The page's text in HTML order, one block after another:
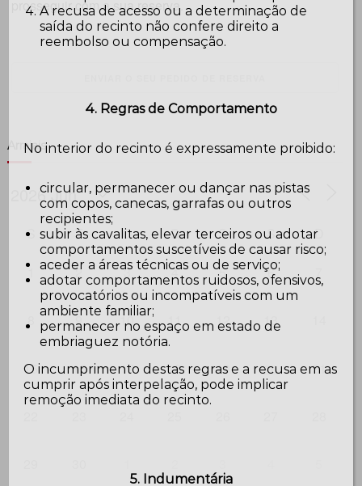
prosseguir com a sua reserva.
Arraiais
S T Q Q S S D
1 2 3 4 5 6
8 9 10 11 12 13
15 16 17 18 19 20 21
A recusa de acesso ou a determinação de
saída do recinto não confere direito a
reembolso ou compensação.
4. Regras de Comportamento
No interior do recinto é expressamente proibido:
circular, permanecer ou dançar nas pistas
com copos, canecas, garrafas ou outros
recipientes;
subir às cavalitas, elevar terceiros ou adotar
comportamentos suscetíveis de causar risco;
aceder a áreas técnicas ou de serviço;
adotar comportamentos ruidosos, ofensivos,
provocatórios ou incompatíveis com um
ambiente familiar;
permanecer no espaço em estado de
embriaguez notória.
O incumprimento destas regras e a recusa em as
cumprir após interpelação, pode implicar
remoção imediata do recinto.
5. Indumentária